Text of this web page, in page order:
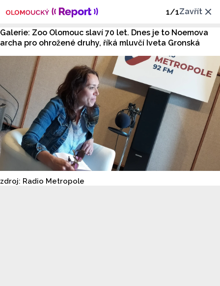
1/1Zavřít
Galerie: Zoo Olomouc slaví 70 let. Dnes je to Noemova
archa pro ohrožené druhy, říká mluvčí Iveta Gronská
zdroj: Radio Metropole